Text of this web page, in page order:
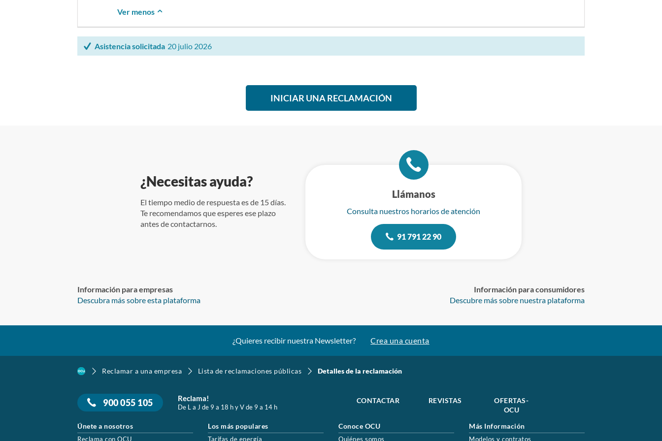
Ver menos
Asistencia solicitada 20 julio 2026
INICIAR UNA RECLAMACIÓN
¿Necesitas ayuda?
El tiempo medio de respuesta es de 15 días.
Te recomendamos que esperes ese plazo
antes de contactarnos.
Llámanos
Consulta nuestros horarios de atención
91 791 22 90
Información para empresas
Descubra más sobre esta plataforma
Información para consumidores
Descubre más sobre nuestra plataforma
¿Quieres recibir nuestra Newsletter? Crea una cuenta
Reclamar a una empresa Lista de reclamaciones públicas Detalles de la reclamación
900 055 105 Reclama!
De L a J de 9 a 18 h y V de 9 a 14 h
CONTACTAR REVISTAS
OFERTAS-
OCU
Únete a nosotros
Reclama con OCU
Los más populares
Tarifas de energía
Conoce OCU
Quiénes somos
Más Información
Modelos y contratos